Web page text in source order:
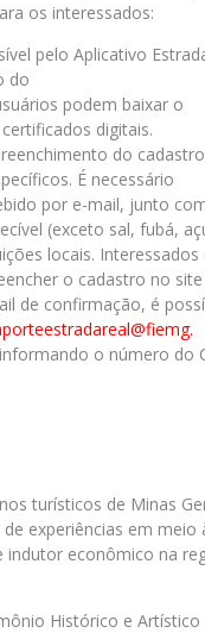
os interessados:
pelo Aplicativo
do
podem baixar o
digitais.
do
É necessário
por e-mail, junto
(exceto sal, fubá,
locais. Interessados
o cadastro no
de confirmação, é
o número do
turísticos de Minas
experiências em
econômico na
Histórico e